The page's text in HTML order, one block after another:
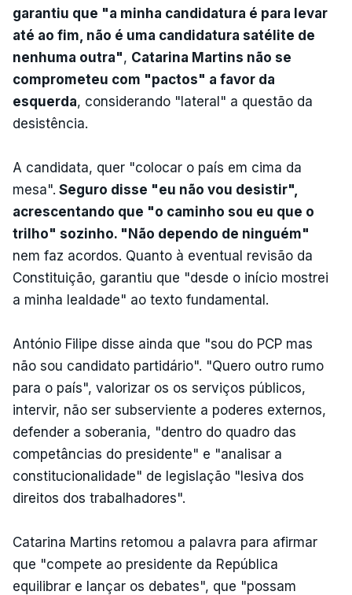
garantiu que "a minha candidatura é para levar
até ao fim, não é uma candidatura satélite de
nenhuma outra", Catarina Martins não se
comprometeu com "pactos" a favor da
esquerda, considerando "lateral" a questão da
desistência.
A candidata, quer "colocar o país em cima da
mesa". Seguro disse "eu não vou desistir",
acrescentando que "o caminho sou eu que o
trilho" sozinho. "Não dependo de ninguém"
nem faz acordos. Quanto à eventual revisão da
Constituição, garantiu que "desde o início mostrei
a minha lealdade" ao texto fundamental.
António Filipe disse ainda que "sou do PCP mas
não sou candidato partidário". "Quero outro rumo
para o país", valorizar os os serviços públicos,
intervir, não ser subserviente a poderes externos,
defender a soberania, "dentro do quadro das
competâncias do presidente" e "analisar a
constitucionalidade" de legislação "lesiva dos
direitos dos trabalhadores".
Catarina Martins retomou a palavra para afirmar
que "compete ao presidente da República
equilibrar e lançar os debates", que "possam